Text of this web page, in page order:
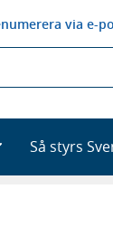
via e-
Så styrs